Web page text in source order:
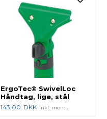
ErgoTec® SwivelLoc
Håndtag, lige, stål
143,00 DKK inkl. moms